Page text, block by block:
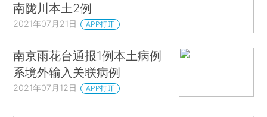
南陇川本土2例
2021年07月21日 APP打开
南京雨花台通报1例本土病例
系境外输入关联病例
2021年07月12日 APP打开